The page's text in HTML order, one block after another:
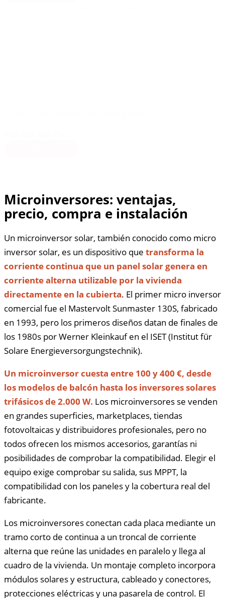
Microinversores: ventajas,
precio, compra e instalación
Un microinversor solar, también conocido como micro
inversor solar, es un dispositivo que transforma la
corriente continua que un panel solar genera en
corriente alterna utilizable por la vivienda
directamente en la cubierta. El primer micro inversor
comercial fue el Mastervolt Sunmaster 130S, fabricado
en 1993, pero los primeros diseños datan de finales de
los 1980s por Werner Kleinkauf en el ISET (Institut für
Solare Energieversorgungstechnik).
Un microinversor cuesta entre 100 y 400 €, desde
los modelos de balcón hasta los inversores solares
trifásicos de 2.000 W. Los microinversores se venden
en grandes superficies, marketplaces, tiendas
fotovoltaicas y distribuidores profesionales, pero no
todos ofrecen los mismos accesorios, garantías ni
posibilidades de comprobar la compatibilidad. Elegir el
equipo exige comprobar su salida, sus MPPT, la
compatibilidad con los paneles y la cobertura real del
fabricante.
Los microinversores conectan cada placa mediante un
tramo corto de continua a un troncal de corriente
alterna que reúne las unidades en paralelo y llega al
cuadro de la vivienda. Un montaje completo incorpora
módulos solares y estructura, cableado y conectores,
protecciones eléctricas y una pasarela de control. El